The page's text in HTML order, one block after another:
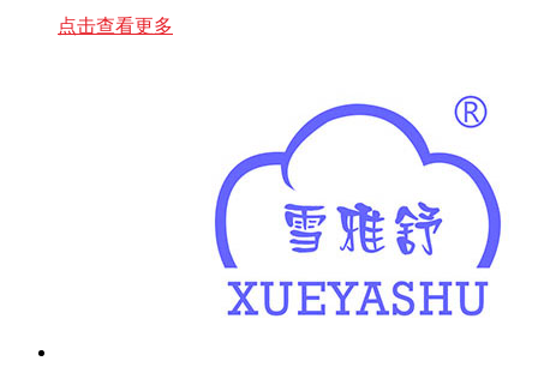
点击查看更多